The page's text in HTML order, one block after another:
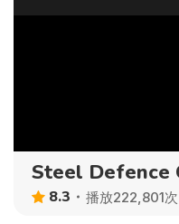
Steel Defence
8.3 播放222,801次